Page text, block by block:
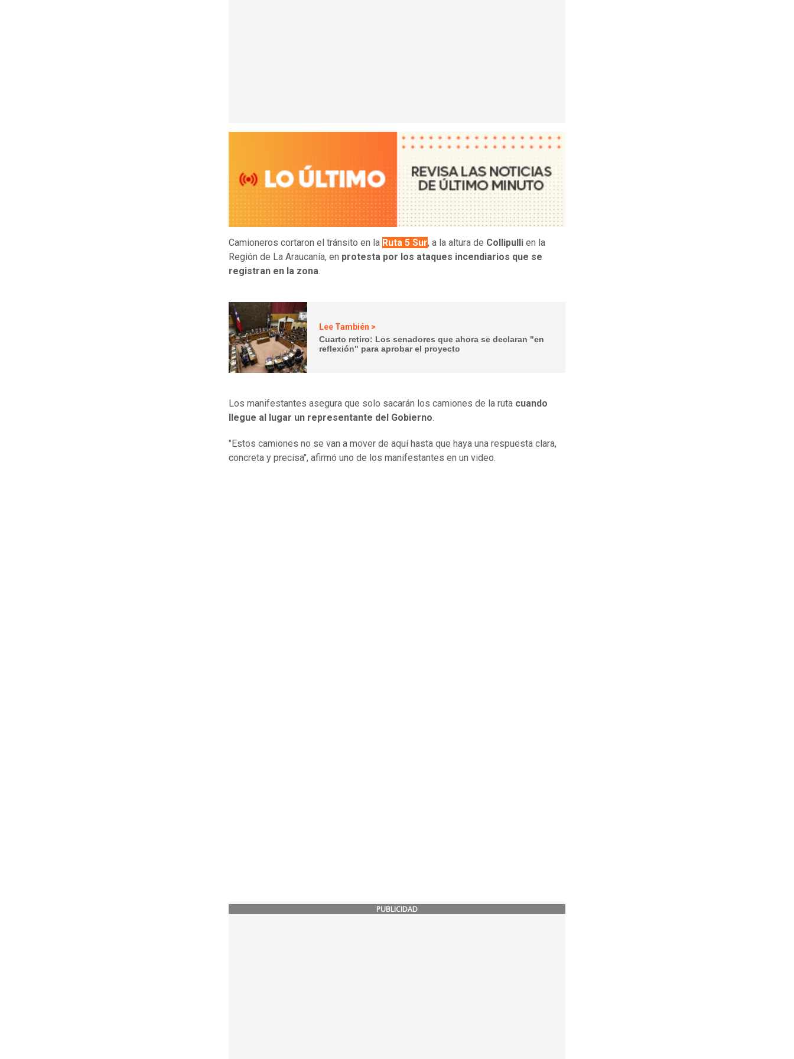
Camioneros cortaron el tránsito en la Ruta 5 Sur, a la altura de Collipulli en la
Región de La Araucanía, en protesta por los ataques incendiarios que se
registran en la zona.
Lee También >
Cuarto retiro: Los senadores que ahora se declaran "en
reflexión" para aprobar el proyecto
Los manifestantes asegura que solo sacarán los camiones de la ruta cuando
llegue al lugar un representante del Gobierno.
"Estos camiones no se van a mover de aquí hasta que haya una respuesta clara,
concreta y precisa", afirmó uno de los manifestantes en un video.
PUBLICIDAD